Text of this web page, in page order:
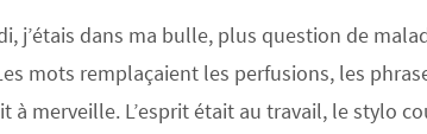
j’étais dans ma bulle, plus question de
mots remplaçaient les perfusions, les
à merveille. L’esprit était au travail, le stylo